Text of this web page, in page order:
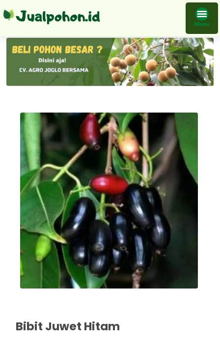
Bibit Juwet Hitam Kualitas Super
Bibit Juwet Hitam